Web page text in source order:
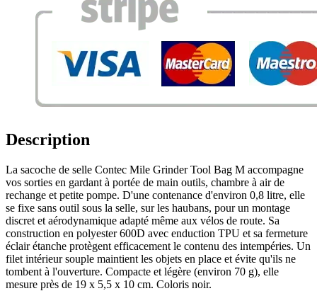
Description
La sacoche de selle Contec Mile Grinder Tool Bag M accompagne
vos sorties en gardant à portée de main outils, chambre à air de
rechange et petite pompe. D'une contenance d'environ 0,8 litre, elle
se fixe sans outil sous la selle, sur les haubans, pour un montage
discret et aérodynamique adapté même aux vélos de route. Sa
construction en polyester 600D avec enduction TPU et sa fermeture
éclair étanche protègent efficacement le contenu des intempéries. Un
filet intérieur souple maintient les objets en place et évite qu'ils ne
tombent à l'ouverture. Compacte et légère (environ 70 g), elle
mesure près de 19 x 5,5 x 10 cm. Coloris noir.